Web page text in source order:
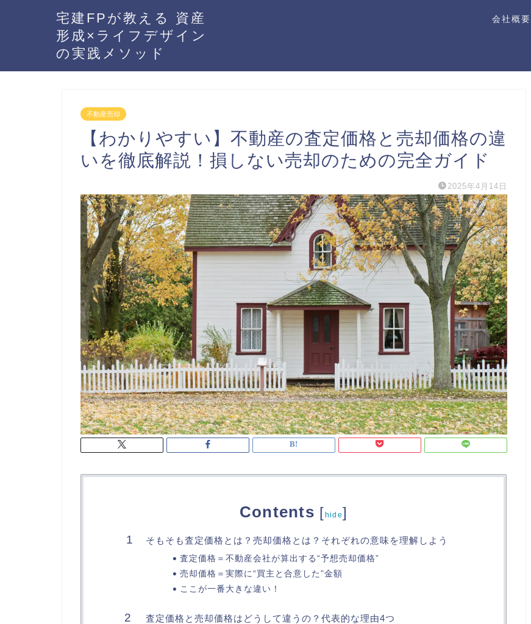
宅建FPが教える 資産
形成×ライフデザイン
の実践メソッド
会社概要
不動産売却
【わかりやすい】不動産の査定価格と売却価格の違
いを徹底解説！損しない売却のための完全ガイド
2025年4月14日
Contents [hide]
そもそも査定価格とは？売却価格とは？それぞれの意味を理解しよう
査定価格＝不動産会社が算出する“予想売却価格”
売却価格＝実際に“買主と合意した”金額
ここが一番大きな違い！
査定価格と売却価格はどうして違うの？代表的な理由4つ